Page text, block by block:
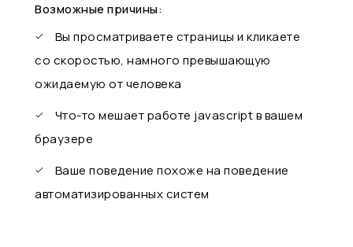
Возможные причины:
Вы просматриваете страницы и кликаете
со скоростью, намного превышающую
ожидаемую от человека
Что-то мешает работе javascript в вашем
браузере
Ваше поведение похоже на поведение
автоматизированных систем